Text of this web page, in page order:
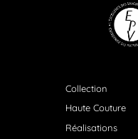
Collection
Haute Couture
Réalisations